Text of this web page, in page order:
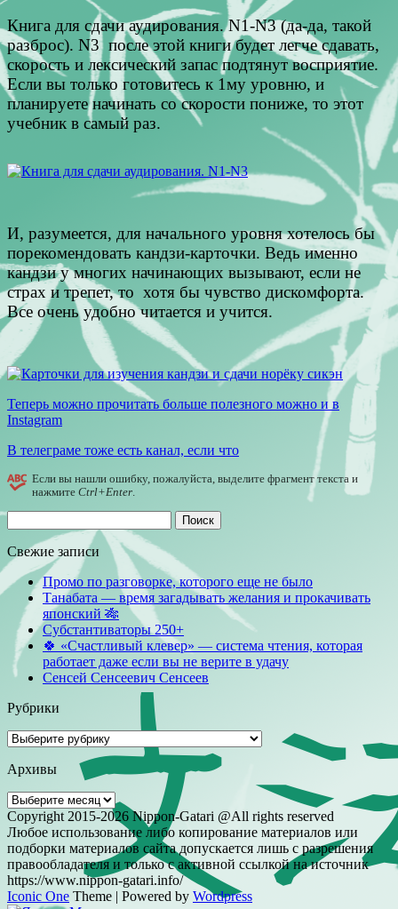
Книга для сдачи аудирования. N1-N3 (да-да, такой
разброс). N3 после этой книги будет легче сдавать,
скорость и лексический запас подтянут восприятие.
Если вы только готовитесь к 1му уровню, и
планируете начинать со скорости пониже, то этот
учебник в самый раз.
И, разумеется, для начального уровня хотелось бы
порекомендовать кандзи-карточки. Ведь именно
кандзи у многих начинающих вызывают, если не
страх и трепет, то хотя бы чувство дискомфорта.
Все очень удобно читается и учится.
Теперь можно прочитать больше полезного можно и в
Instagram
В телеграме тоже есть канал, если что
Если вы нашли ошибку, пожалуйста, выделите фрагмент текста и
нажмите Ctrl+Enter.
Найти:
Свежие записи
Промо по разговорке, которого еще не было
Танабата — время загадывать желания и прокачивать
японский 🎋
Субстантиваторы 250+
🍀 «Счастливый клевер» — система чтения, которая
работает даже если вы не верите в удачу
Сенсей Сенсеевич Сенсеев
Рубрики
Рубрики
Архивы
Архивы
Copyright 2015-2026 Nippon-Gatari @All rights reserved
Любое использование либо копирование материалов или
подборки материалов сайта допускается лишь с разрешения
правообладателя и только с активной ссылкой на источник
https://www.nippon-gatari.info/
Iconic One Theme | Powered by Wordpress